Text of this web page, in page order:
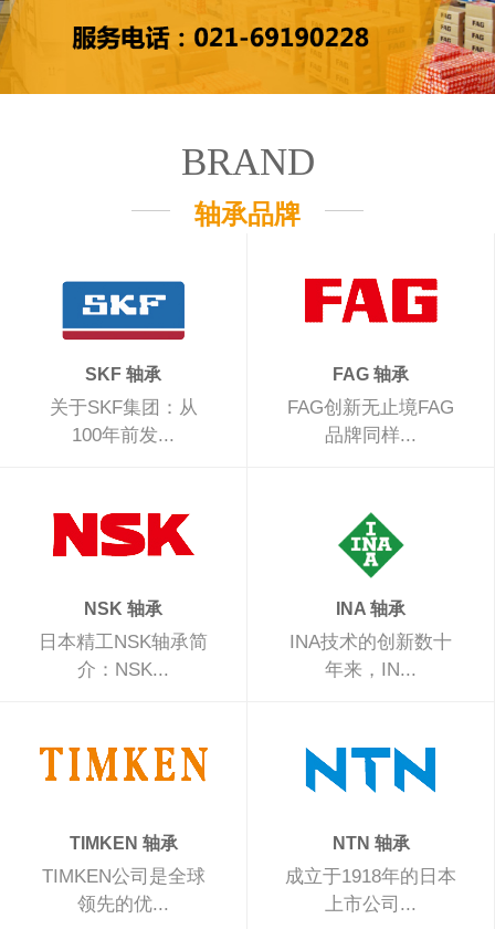
BRAND
轴承品牌
SKF 轴承
关于SKF集团：从
100年前发...
FAG 轴承
FAG创新无止境FAG
品牌同样...
NSK 轴承
日本精工NSK轴承简
介：NSK...
INA 轴承
INA技术的创新数十
年来，IN...
TIMKEN 轴承
TIMKEN公司是全球
领先的优...
NTN 轴承
成立于1918年的日本
上市公司...